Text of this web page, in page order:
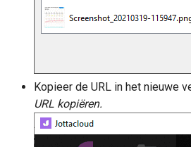
Kopieer de URL in het nieuwe
URL kopiëren.